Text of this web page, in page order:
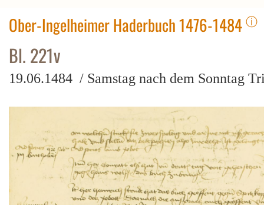
Ober-Ingelheimer Haderbuch 1476-1484 ⓘ
Bl. 221v
19.06.1484 / Samstag nach dem Sonntag